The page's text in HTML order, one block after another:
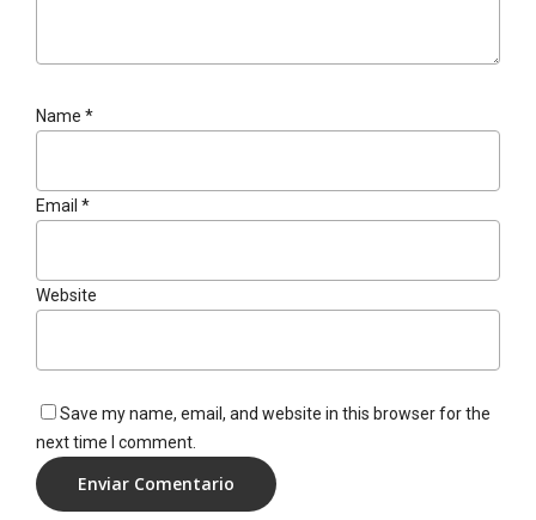
Name *
Email *
Website
Save my name, email, and website in this browser for the
next time I comment.